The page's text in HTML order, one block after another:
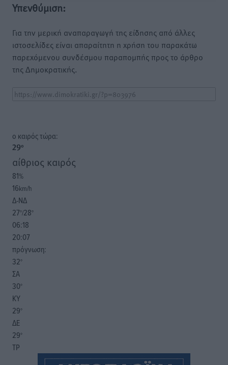
Υπενθύμιση:
Για την μερική αναπαραγωγή της είδησης από άλλες
ιστοσελίδες είναι απαραίτητη η χρήση του παρακάτω
παρεχόμενου συνδέσμου παραπομπής προς το άρθρο
της Δημοκρατικής.
o καιρός τώρα:
29°
αίθριος καιρός
81%
16km/h
Δ-ΝΔ
27°/28°
06:18
20:07
πρόγνωση:
32°
ΣΑ
30°
ΚΥ
29°
ΔΕ
29°
ΤΡ